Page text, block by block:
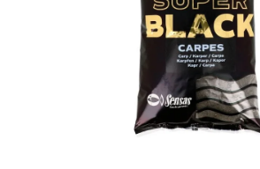
BIŽUTERIA-DOPLNKY